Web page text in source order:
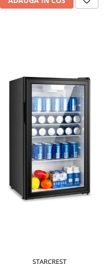
STARCREST